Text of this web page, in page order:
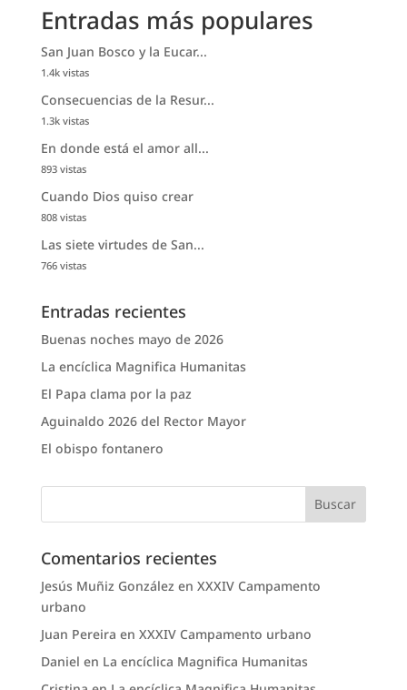
Entradas más populares
San Juan Bosco y la Eucar...
1.4k vistas
Consecuencias de la Resur...
1.3k vistas
En donde está el amor all...
893 vistas
Cuando Dios quiso crear
808 vistas
Las siete virtudes de San...
766 vistas
Entradas recientes
Buenas noches mayo de 2026
La encíclica Magnifica Humanitas
El Papa clama por la paz
Aguinaldo 2026 del Rector Mayor
El obispo fontanero
Comentarios recientes
Jesús Muñiz González en XXXIV Campamento
urbano
Juan Pereira en XXXIV Campamento urbano
Daniel en La encíclica Magnifica Humanitas